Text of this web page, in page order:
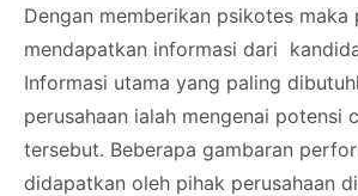
Dengan memberikan psikotes maka
mendapatkan informasi dari
Informasi utama yang paling
perusahaan ialah mengenai potensi
tersebut. Beberapa gambaran
didapatkan oleh pihak perusahaan